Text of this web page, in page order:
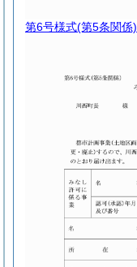
第6号様式(第5条関係)